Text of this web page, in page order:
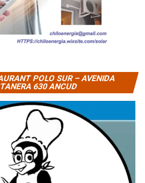
POLO SUR – AVENIDA
630 ANCUD